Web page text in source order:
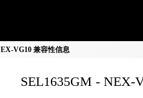
VG10 兼容性信息
SEL1635GM - NEX-